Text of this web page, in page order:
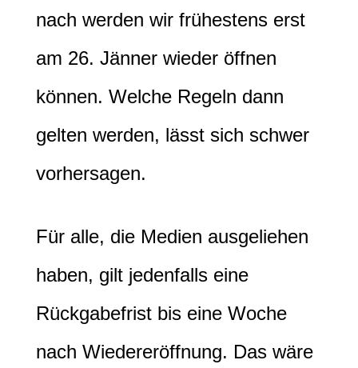
nach werden wir frühestens erst
am 26. Jänner wieder öffnen
können. Welche Regeln dann
gelten werden, lässt sich schwer
vorhersagen.
Für alle, die Medien ausgeliehen
haben, gilt jedenfalls eine
Rückgabefrist bis eine Woche
nach Wiedereröffnung. Das wäre